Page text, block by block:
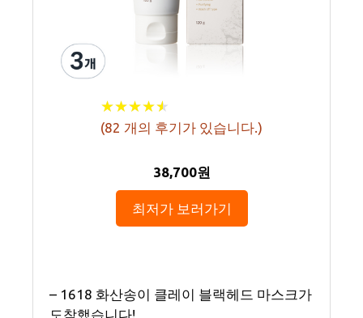
★★★★★
★★★★★
(82 개의 후기가 있습니다.)
38,700원
최저가 보러가기
– 1618 화산송이 클레이 블랙헤드 마스크가
도착했습니다!